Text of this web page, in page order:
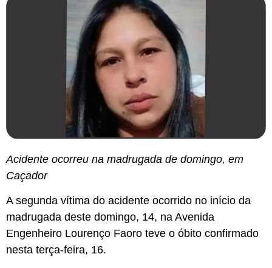
Acidente ocorreu na madrugada de domingo, em
Caçador
A segunda vítima do acidente ocorrido no início da
madrugada deste domingo, 14, na Avenida
Engenheiro Lourenço Faoro teve o óbito confirmado
nesta terça-feira, 16.